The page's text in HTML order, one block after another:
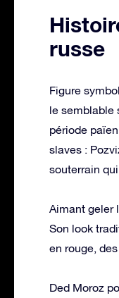
russe
Figure
le semblable
période
slaves :
souterrain
Aimant geler
Son look
en rouge,
Ded Moroz